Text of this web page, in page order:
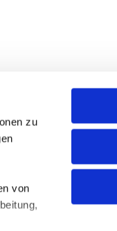
zu
von